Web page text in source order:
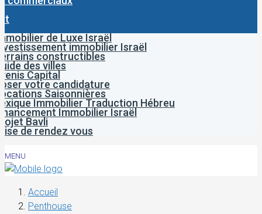
de Luxe Israël
immobilier Israël
constructibles
des villes
Capital
votre candidature
Saisonnières
Immobilier Traduction Hébreu
Immobilier Israël
Bavli
de rendez vous
MENU
Accueil
Penthouse